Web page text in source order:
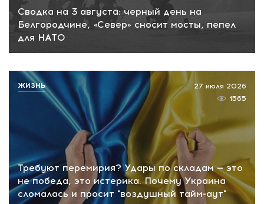
Сводка на 3 августа: черный день на
Белгородчине, «Север» сносит мосты, пепел
для НАТО
Требуют перемирия? Удары по складам — это
не победа, это истерика. Почему Украина
сломалась и просит "воздушный тайм-аут"
27 июля 2026
1565
ЖИЗНЬ